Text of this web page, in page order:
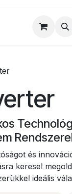
és
keresel
ideális